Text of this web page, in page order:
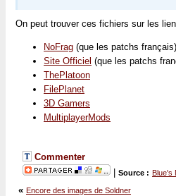
On peut trouver ces fichiers sur les
NoFrag (que les patchs français)
Site Officiel (que les patchs
ThePlatoon
FilePlanet
3D Gamers
MultiplayerMods
Commenter
| Source : Blue's
« Encore des images de Soldner